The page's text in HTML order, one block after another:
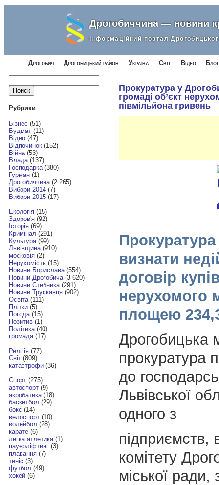
Дрогобиччина — новини
Інформаційний портал
Дрогобич Дрогобицький район Україна Світ Відео
Найти:
Рубрики
Бізнес (51)
Будмат(11)
Відео(47)
Відпочинок(152)
Війна(53)
Влада(137)
Господарка(380)
Гурман(1)
Дрогобиччина(2 265)
Вибори 2014(7)
Вибори 2015(17)
Екологія(15)
Здоров'я(92)
Історія(69)
Кримінал (291)
Культура(99)
Львівщина(910)
московія(2)
Нерухомість(15)
Новини Борислава(554)
Новини Дрогобича(3 620)
Новини Стебника(291)
Новини Трускавця(902)
Освіта(111)
Плітки(5)
Погода(15)
Позитив(1)
Політика(40)
громада(17)
Релігія(77)
Світ(809)
катастрофи(36)
Спорт(275)
автоспорт(9)
акробатика(18)
баскетбол (29)
бокс (14)
велоспорт(10)
волейбол (28)
карате(6)
легка атлетика(1)
пауерліфтинг(3)
плавання(7)
теніс (3)
футбол (49)
хокей(6)
Прокуратура у
громаді об’єкт
півмільйона гривень
визнати
договір
нерухомого
площею
Дрогобицька
прокуратура
до
Львівської
одного з
підприємств,
комітету
міської